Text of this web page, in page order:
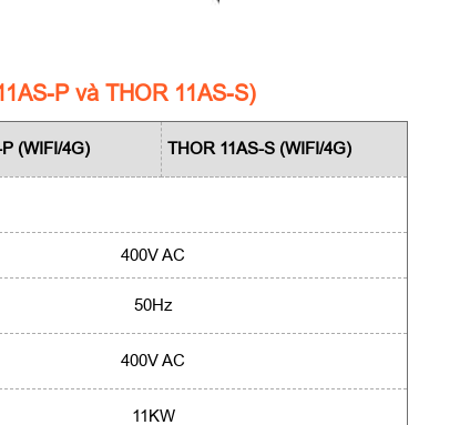
P và THOR 11AS-S)
(WIFI/4G) THOR 11AS-S (WIFI/4G)
400V AC
50Hz
400V AC
11KW